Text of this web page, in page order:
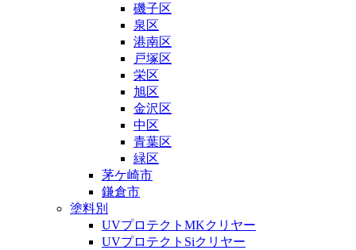
磯子区
泉区
港南区
戸塚区
栄区
旭区
金沢区
中区
青葉区
緑区
茅ケ崎市
鎌倉市
塗料別
UVプロテクトMKクリヤー
UVプロテクトSiクリヤー